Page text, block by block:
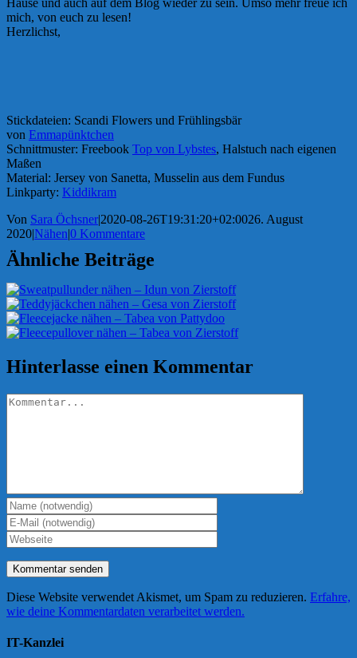
Hause und auch auf dem Blog wieder zu sein. Umso mehr freue ich
mich, von euch zu lesen!
Herzlichst,
Stickdateien: Scandi Flowers und Frühlingsbär
von Emmapünktchen
Schnittmuster: Freebook Top von Lybstes, Halstuch nach eigenen
Maßen
Material: Jersey von Sanetta, Musselin aus dem Fundus
Linkparty: Kiddikram
Von Sara Öchsner|2020-08-26T19:31:20+02:0026. August
2020|Nähen|0 Kommentare
Ähnliche Beiträge
Hinterlasse einen Kommentar
Kommentar
Diese Website verwendet Akismet, um Spam zu reduzieren. Erfahre,
wie deine Kommentardaten verarbeitet werden.
IT-Kanzlei